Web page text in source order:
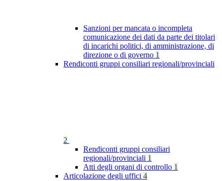
Sanzioni per mancata o incompleta
comunicazione dei dati da parte dei titolari
di incarichi politici, di amministrazione, di
direzione o di governo 1
Rendiconti gruppi consiliari regionali/provinciali
2
Rendiconti gruppi consiliari
regionali/provinciali 1
Atti degli organi di controllo 1
Articolazione degli uffici 4